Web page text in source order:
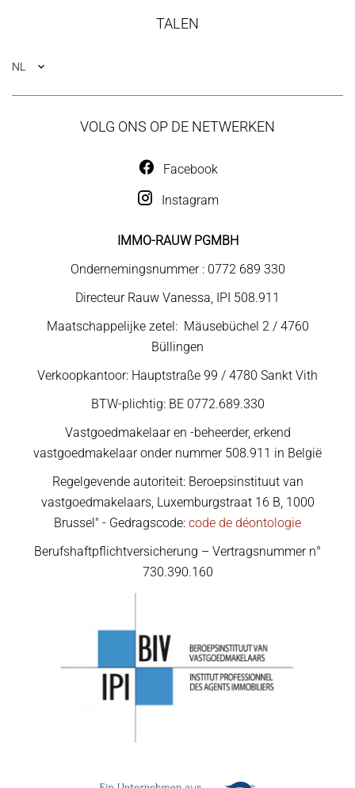
TALEN
NL
VOLG ONS OP DE NETWERKEN
Facebook
Instagram
IMMO-RAUW PGMBH
Ondernemingsnummer : 0772 689 330
Directeur Rauw Vanessa, IPI 508.911
Maatschappelijke zetel: Mäusebüchel 2 / 4760
Büllingen
Verkoopkantoor: Hauptstraße 99 / 4780 Sankt Vith
BTW-plichtig: BE 0772.689.330
Vastgoedmakelaar en -beheerder, erkend
vastgoedmakelaar onder nummer 508.911 in België
Regelgevende autoriteit: Beroepsinstituut van
vastgoedmakelaars, Luxemburgstraat 16 B, 1000
Brussel" - Gedragscode: code de déontologie
Berufshaftpflichtversicherung – Vertragsnummer n°
730.390.160